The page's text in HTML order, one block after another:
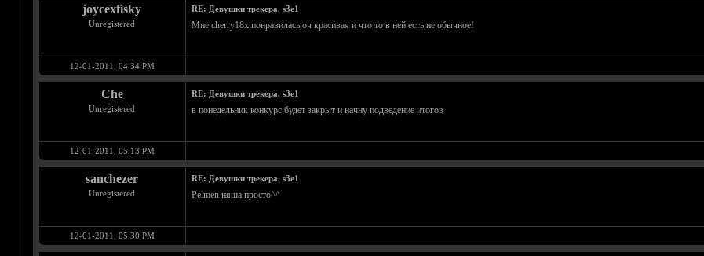
joycexfisky
Unregistered
RE: Девушки трекера. s3e1
Мне cherry18x понравилась,оч красивая и что то в ней есть не обычное!
12-01-2011, 04:34 PM
Che
Unregistered
RE: Девушки трекера. s3e1
в понедельник конкурс будет закрыт и начну подведение итогов
12-01-2011, 05:13 PM
sanchezer
Unregistered
RE: Девушки трекера. s3e1
Pelmen няша просто^^
12-01-2011, 05:30 PM